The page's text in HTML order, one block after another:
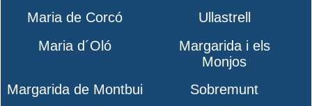
Maria de Corcó
Ullastrell
Maria d´Oló
Margarida i els
Monjos
Margarida de Montbui
Sobremunt